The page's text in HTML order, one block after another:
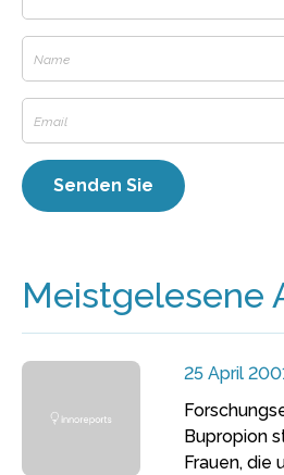
Meistgelesene
25 April
Bupropion
Frauen, die